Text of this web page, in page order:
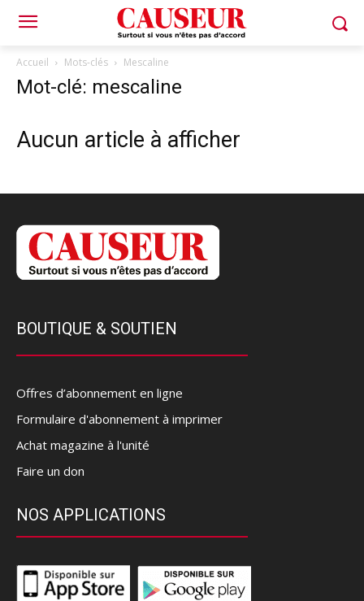
Accueil Mots-clés Mescaline
Mot-clé: mescaline
Aucun article à afficher
BOUTIQUE & SOUTIEN
Offres d’abonnement en ligne
Formulaire d'abonnement à imprimer
Achat magazine à l'unité
Faire un don
NOS APPLICATIONS